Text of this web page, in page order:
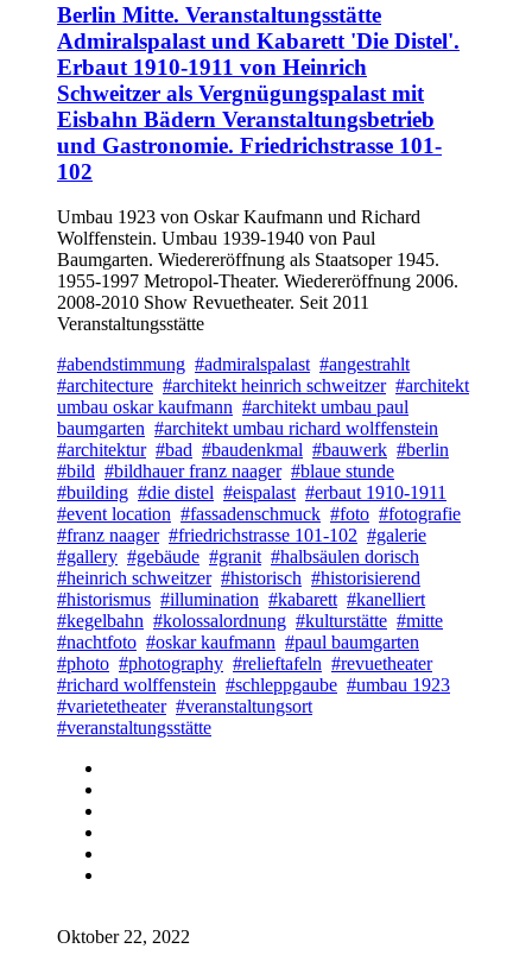
Berlin Mitte. Veranstaltungsstätte
Admiralspalast und Kabarett 'Die Distel'.
Erbaut 1910-1911 von Heinrich
Schweitzer als Vergnügungspalast mit
Eisbahn Bädern Veranstaltungsbetrieb
und Gastronomie. Friedrichstrasse 101-
102
Umbau 1923 von Oskar Kaufmann und Richard
Wolffenstein. Umbau 1939-1940 von Paul
Baumgarten. Wiedereröffnung als Staatsoper 1945.
1955-1997 Metropol-Theater. Wiedereröffnung 2006.
2008-2010 Show Revuetheater. Seit 2011
Veranstaltungsstätte
#abendstimmung #admiralspalast #angestrahlt
#architecture #architekt heinrich schweitzer #architekt
umbau oskar kaufmann #architekt umbau paul
baumgarten #architekt umbau richard wolffenstein
#architektur #bad #baudenkmal #bauwerk #berlin
#bild #bildhauer franz naager #blaue stunde
#building #die distel #eispalast #erbaut 1910-1911
#event location #fassadenschmuck #foto #fotografie
#franz naager #friedrichstrasse 101-102 #galerie
#gallery #gebäude #granit #halbsäulen dorisch
#heinrich schweitzer #historisch #historisierend
#historismus #illumination #kabarett #kanelliert
#kegelbahn #kolossalordnung #kulturstätte #mitte
#nachtfoto #oskar kaufmann #paul baumgarten
#photo #photography #relieftafeln #revuetheater
#richard wolffenstein #schleppgaube #umbau 1923
#varietetheater #veranstaltungsort
#veranstaltungsstätte
Oktober 22, 2022